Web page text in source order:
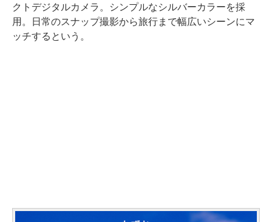
クトデジタルカメラ。シンプルなシルバーカラーを採
用。日常のスナップ撮影から旅行まで幅広いシーンにマ
ッチするという。